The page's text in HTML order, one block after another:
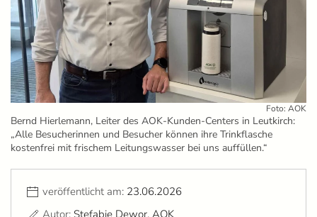
Foto: AOK
Bernd Hierlemann, Leiter des AOK-Kunden-Centers in Leutkirch:
„Alle Besucherinnen und Besucher können ihre Trinkflasche
kostenfrei mit frischem Leitungswasser bei uns auffüllen.“
veröffentlicht am: 23.06.2026
Autor: Stefabie Dewor, AOK